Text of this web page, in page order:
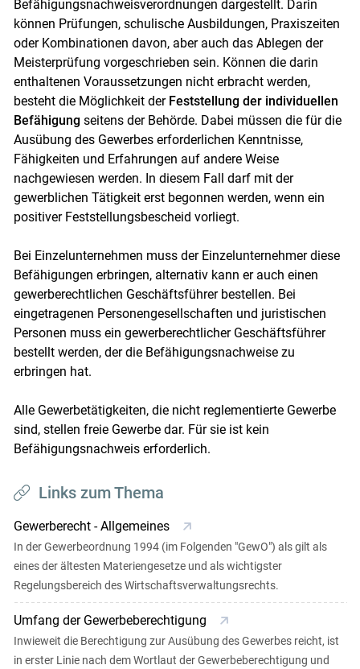
Befähigungsnachweisverordnungen dargestellt. Darin
können Prüfungen, schulische Ausbildungen, Praxiszeiten
oder Kombinationen davon, aber auch das Ablegen der
Meisterprüfung vorgeschrieben sein. Können die darin
enthaltenen Voraussetzungen nicht erbracht werden,
besteht die Möglichkeit der Feststellung der individuellen
Befähigungseitens der Behörde. Dabei müssen die für die
Ausübung des Gewerbes erforderlichen Kenntnisse,
Fähigkeiten und Erfahrungen auf andere Weise
nachgewiesen werden. In diesem Fall darf mit der
gewerblichen Tätigkeit erst begonnen werden, wenn ein
positiver Feststellungsbescheid vorliegt.
Bei Einzelunternehmen muss der Einzelunternehmer diese
Befähigungen erbringen, alternativ kann er auch einen
gewerberechtlichen Geschäftsführer bestellen. Bei
eingetragenen Personengesellschaften und juristischen
Personen muss ein gewerberechtlicher Geschäftsführer
bestellt werden, der die Befähigungsnachweise zu
erbringen hat.
Alle Gewerbetätigkeiten, die nicht reglementierte Gewerbe
sind, stellen freie Gewerbe dar. Für sie ist kein
Befähigungsnachweis erforderlich.
Links zum Thema
Gewerberecht - Allgemeines
In der Gewerbeordnung 1994 (im Folgenden "GewO") als gilt als
eines der ältesten Materiengesetze und als wichtigster
Regelungsbereich des Wirtschaftsverwaltungsrechts.
Umfang der Gewerbeberechtigung
Inwieweit die Berechtigung zur Ausübung des Gewerbes reicht, ist
in erster Linie nach dem Wortlaut der Gewerbeberechtigung und